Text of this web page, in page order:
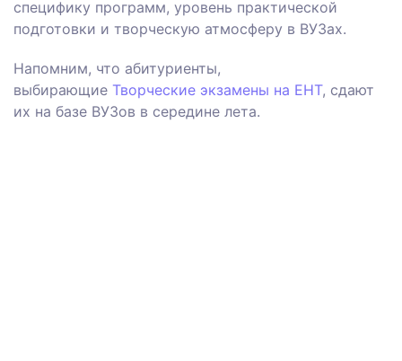
специфику программ, уровень практической
подготовки и творческую атмосферу в ВУЗах.
Напомним, что абитуриенты,
выбирающие Творческие экзамены на ЕНТ, сдают
их на базе ВУЗов в середине лета.